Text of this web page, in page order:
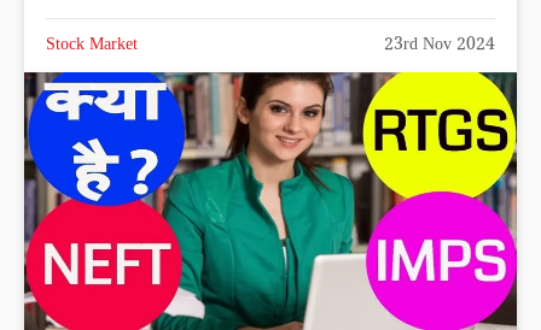
Stock Market 23rd Nov 2024